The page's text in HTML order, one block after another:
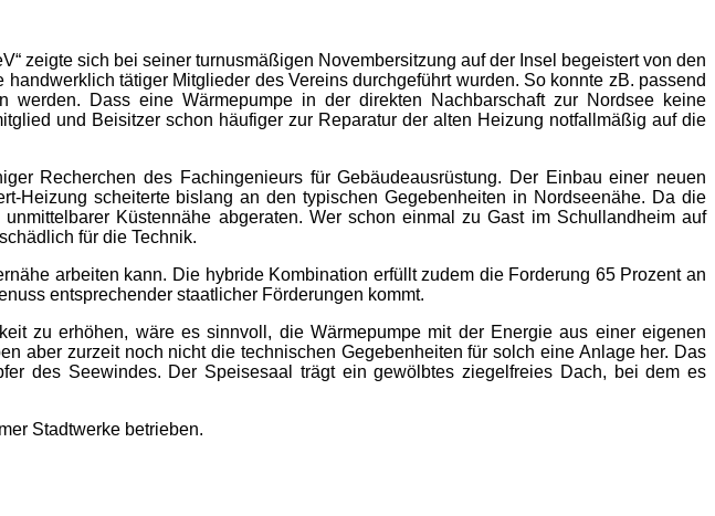
zeigte sich bei seiner turnusmäßigen Novembersitzung auf der Insel begeistert von den
tätiger Mitglieder des Vereins durchgeführt wurden. So konnte zB. passend
werden. Dass eine Wärmepumpe in der direkten Nachbarschaft zur Nordsee keine
und Beisitzer schon häufiger zur Reparatur der alten Heizung notfallmäßig auf die
Recherchen des Fachingenieurs für Gebäudeausrüstung. Der Einbau einer neuen
Heizung scheiterte bislang an den typischen Gegebenheiten in Nordseenähe. Da die
Küstennähe abgeraten. Wer schon einmal zu Gast im Schullandheim auf
für die Technik.
arbeiten kann. Die hybride Kombination erfüllt zudem die Forderung 65 Prozent an
entsprechender staatlicher Förderungen kommt.
zu erhöhen, wäre es sinnvoll, die Wärmepumpe mit der Energie aus einer eigenen
aber zurzeit noch nicht die technischen Gegebenheiten für solch eine Anlage her. Das
des Seewindes. Der Speisesaal trägt ein gewölbtes ziegelfreies Dach, bei dem es
Stadtwerke betrieben.